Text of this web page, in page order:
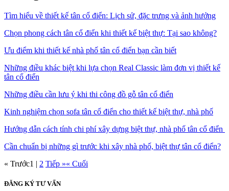
Tìm hiểu về thiết kế tân cổ điển: Lịch sử, đặc trưng và ảnh hưởng
Chọn phong cách tân cổ điển khi thiết kế biệt thự: Tại sao không?
Ưu điểm khi thiết kế nhà phố tân cổ điển bạn cần biết
Những điều khác biệt khi lựa chọn Real Classic làm đơn vị thiết kế
tân cổ điển
Những điều cần lưu ý khi thi công đồ gỗ tân cổ điển
Kinh nghiệm chọn sofa tân cổ điển cho thiết kế biệt thự, nhà phố
Hướng dẫn cách tính chi phí xây dựng biệt thự, nhà phố tân cổ điển
Cần chuẩn bị những gì trước khi xây nhà phố, biệt thự tân cổ điển?
« Trước1 | 2 Tiếp »« Cuối
ĐĂNG KÝ TƯ VẤN